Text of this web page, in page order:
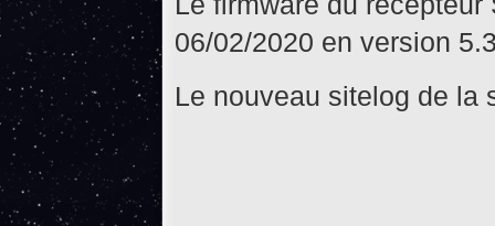
06/02/2020 en version
Le nouveau sitelog de